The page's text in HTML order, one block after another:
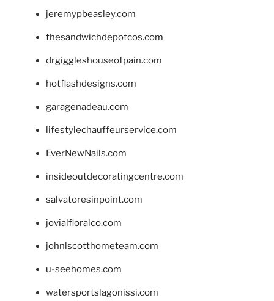
jeremypbeasley.com
thesandwichdepotcos.com
drgiggleshouseofpain.com
hotflashdesigns.com
garagenadeau.com
lifestylechauffeurservice.com
EverNewNails.com
insideoutdecoratingcentre.com
salvatoresinpoint.com
jovialfloralco.com
johnlscotthometeam.com
u-seehomes.com
watersportslagonissi.com